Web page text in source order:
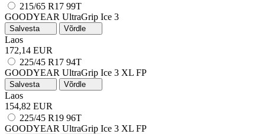
215/65 R17 99T
GOODYEAR UltraGrip Ice 3
Salvesta Võrdle
Laos
172,14 EUR
225/45 R17 94T
GOODYEAR UltraGrip Ice 3 XL FP
Salvesta Võrdle
Laos
154,82 EUR
225/45 R19 96T
GOODYEAR UltraGrip Ice 3 XL FP